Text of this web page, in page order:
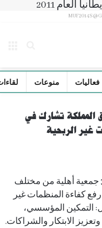
2011
فعاليات منوعات
المملكة تشارك في
غير الربحية
انطلق برنامج “سيف” بمشاركة 35 جمعية أهلية من مختلف
كفاءة المنظمات غير
تشمل: التمكين المؤسسي،
الابتكار والشراكات.